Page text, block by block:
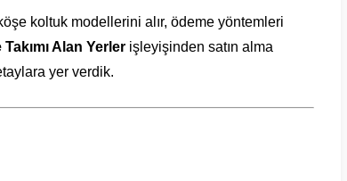
koltuk modellerini alır, ödeme yöntemleri
Takımı Alan Yerler işleyişinden satın alma
yer verdik.